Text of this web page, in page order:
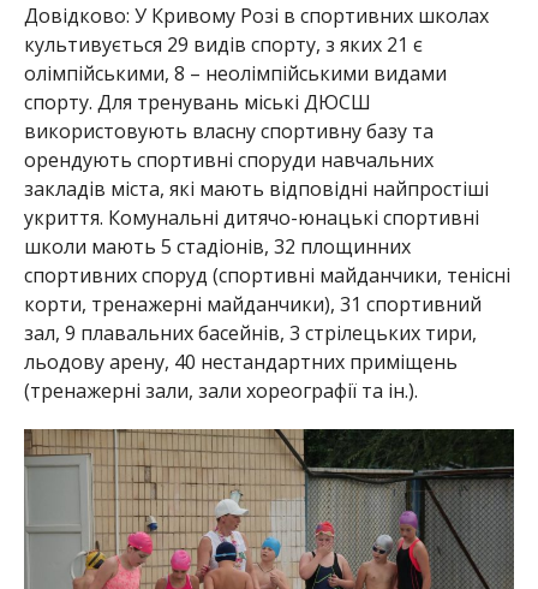
Довідково: У Кривому Розі в спортивних школах
культивується 29 видів спорту, з яких 21 є
олімпійськими, 8 – неолімпійськими видами
спорту. Для тренувань міські ДЮСШ
використовують власну спортивну базу та
орендують спортивні споруди навчальних
закладів міста, які мають відповідні найпростіші
укриття. Комунальні дитячо-юнацькі спортивні
школи мають 5 стадіонів, 32 площинних
спортивних споруд (спортивні майданчики, тенісні
корти, тренажерні майданчики), 31 спортивний
зал, 9 плавальних басейнів, 3 стрілецьких тири,
льодову арену, 40 нестандартних приміщень
(тренажерні зали, зали хореографії та ін.).